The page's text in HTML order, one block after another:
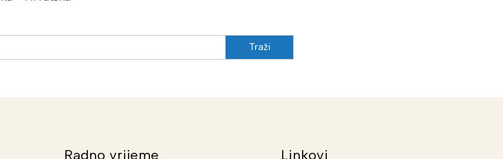
Radno vrijeme Linkovi